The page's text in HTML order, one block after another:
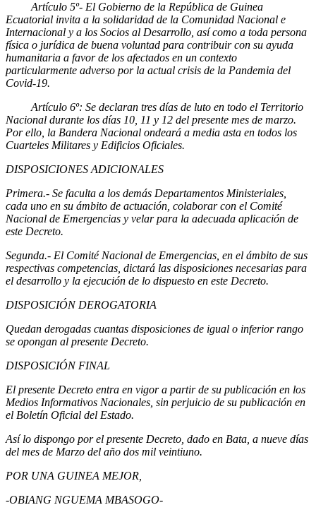
Artículo 5º- El Gobierno de la República de Guinea
Ecuatorial invita a la solidaridad de la Comunidad Nacional e
Internacional y a los Socios al Desarrollo, así como a toda persona
física o jurídica de buena voluntad para contribuir con su ayuda
humanitaria a favor de los afectados en un contexto
particularmente adverso por la actual crisis de la Pandemia del
Covid-19.
Artículo 6º: Se declaran tres días de luto en todo el Territorio
Nacional durante los días 10, 11 y 12 del presente mes de marzo.
Por ello, la Bandera Nacional ondeará a media asta en todos los
Cuarteles Militares y Edificios Oficiales.
DISPOSICIONES ADICIONALES
Primera.- Se faculta a los demás Departamentos Ministeriales,
cada uno en su ámbito de actuación, colaborar con el Comité
Nacional de Emergencias y velar para la adecuada aplicación de
este Decreto.
Segunda.- El Comité Nacional de Emergencias, en el ámbito de sus
respectivas competencias, dictará las disposiciones necesarias para
el desarrollo y la ejecución de lo dispuesto en este Decreto.
DISPOSICIÓN DEROGATORIA
Quedan derogadas cuantas disposiciones de igual o inferior rango
se opongan al presente Decreto.
DISPOSICIÓN FINAL
El presente Decreto entra en vigor a partir de su publicación en los
Medios Informativos Nacionales, sin perjuicio de su publicación en
el Boletín Oficial del Estado.
Así lo dispongo por el presente Decreto, dado en Bata, a nueve días
del mes de Marzo del año dos mil veintiuno.
POR UNA GUINEA MEJOR,
-OBIANG NGUEMA MBASOGO-